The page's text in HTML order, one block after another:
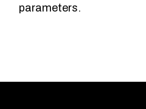
parameters.